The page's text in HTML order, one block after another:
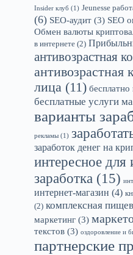
Insider клуб (1) Jeunesse
(6) SEO-аудит (3) SEO
Обмен валюты
в интернете (2)
антивозрастная
антивозрастная
лица (11) бесплатно
бесплатные услуги
варианты
рекламы (1)
заработок денег на
интересное для
заработка (15)
интернет-магазин (4)
(2) комплексная
маркетинг (3)
текстов (3) оздоровление и
партнерские